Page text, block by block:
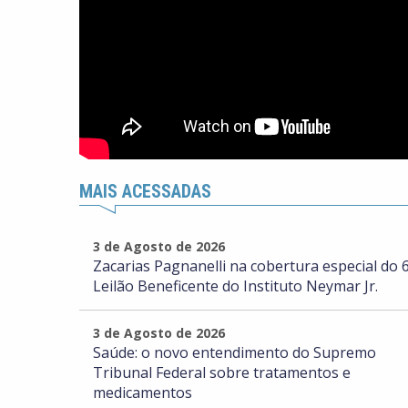
MAIS ACESSADAS
3 de Agosto de 2026
Zacarias Pagnanelli na cobertura especial do
Leilão Beneficente do Instituto Neymar Jr.
3 de Agosto de 2026
Saúde: o novo entendimento do Supremo
Tribunal Federal sobre tratamentos e
medicamentos